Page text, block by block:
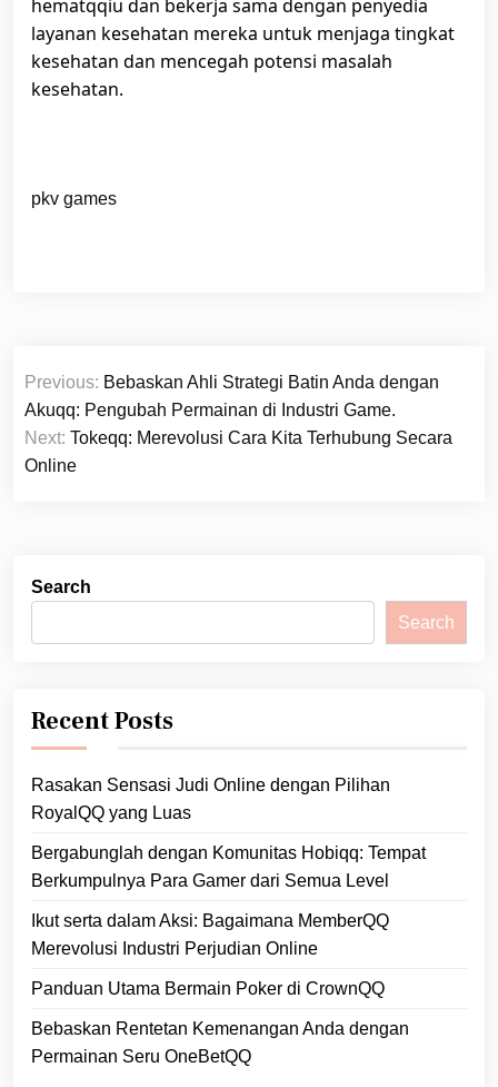
hematqqiu dan bekerja sama dengan penyedia
layanan kesehatan mereka untuk menjaga tingkat
kesehatan dan mencegah potensi masalah
kesehatan.
pkv games
Post
navigation
Previous: Bebaskan Ahli Strategi Batin Anda dengan
Akuqq: Pengubah Permainan di Industri Game.
Next: Tokeqq: Merevolusi Cara Kita Terhubung Secara
Online
Search
Search
Recent Posts
Rasakan Sensasi Judi Online dengan Pilihan
RoyalQQ yang Luas
Bergabunglah dengan Komunitas Hobiqq: Tempat
Berkumpulnya Para Gamer dari Semua Level
Ikut serta dalam Aksi: Bagaimana MemberQQ
Merevolusi Industri Perjudian Online
Panduan Utama Bermain Poker di CrownQQ
Bebaskan Rentetan Kemenangan Anda dengan
Permainan Seru OneBetQQ